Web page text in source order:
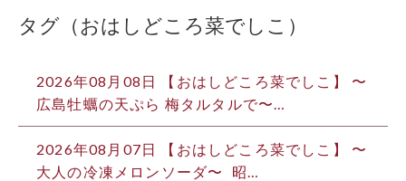
タグ（おはしどころ菜でしこ）
2026年08月08日 【おはしどころ菜でしこ】 〜
広島牡蠣の天ぷら 梅タルタルで〜…
2026年08月07日 【おはしどころ菜でしこ】 〜
大人の冷凍メロンソーダ〜 ⁡ 昭…